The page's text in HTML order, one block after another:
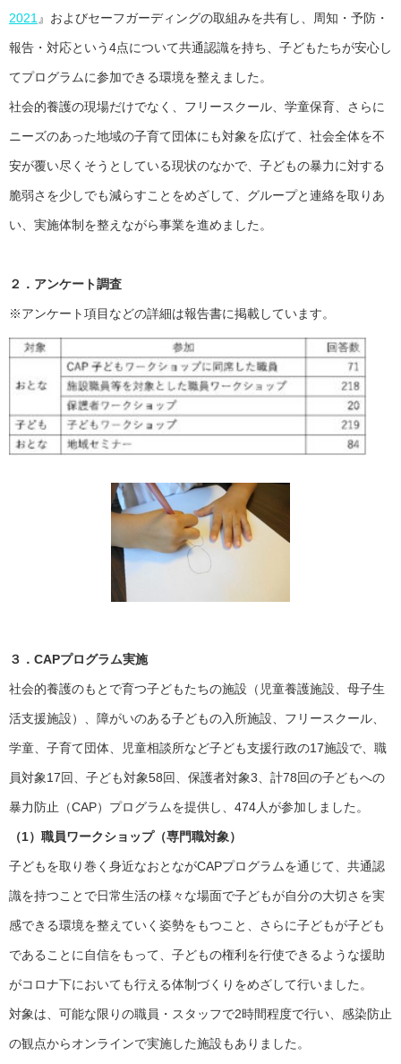
2021 』およびセーフガーディングの取組みを共有し、周知・予防・
報告・対応という4点について共通認識を持ち、子どもたちが安心し
てプログラムに参加できる環境を整えました。
社会的養護の現場だけでなく、フリースクール、学童保育、さらに
ニーズのあった地域の子育て団体にも対象を広げて、社会全体を不
安が覆い尽くそうとしている現状のなかで、子どもの暴力に対する
脆弱さを少しでも減らすことをめざして、グループと連絡を取りあ
い、実施体制を整えながら事業を進めました。
２．アンケート調査
※アンケート項目などの詳細は報告書に掲載しています。
３．CAPプログラム実施
社会的養護のもとで育つ子どもたちの施設（児童養護施設、母子生
活支援施設）、障がいのある子どもの入所施設、フリースクール、
学童、子育て団体、児童相談所など子ども支援行政の17施設で、職
員対象17回、子ども対象58回、保護者対象3、計78回の子どもへの
暴力防止（CAP）プログラムを提供し、474人が参加しました。
（1）職員ワークショップ（専門職対象）
子どもを取り巻く身近なおとながCAPプログラムを通じて、共通認
識を持つことで日常生活の様々な場面で子どもが自分の大切さを実
感できる環境を整えていく姿勢をもつこと、さらに子どもが子ども
であることに自信をもって、子どもの権利を行使できるような援助
がコロナ下においても行える体制づくりをめざして行いました。
対象は、可能な限りの職員・スタッフで2時間程度で行い、感染防止
の観点からオンラインで実施した施設もありました。